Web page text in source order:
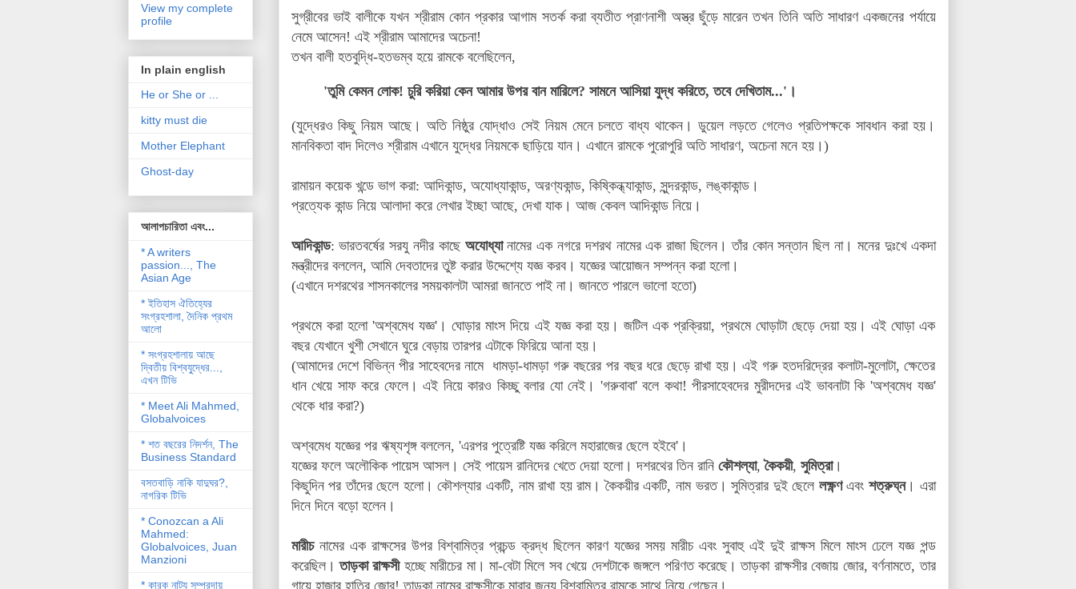
সুগ্রীবের ভাই বালীকে যখন শ্রীরাম কোন প্রকার আগাম সতর্ক করা ব্যতীত প্রাণনাশী অস্ত্র ছুঁড়ে মারেন তখন তিনি অতি সাধারণ একজনের পর্যায়ে
নেমে আসেন! এই শ্রীরাম আমাদের অচেনা!
তখন বালী হতবুদ্ধি-হতভম্ব হয়ে রামকে বলেছিলেন,
'তুমি কেমন লোক! চুরি করিয়া কেন আমার উপর বান মারিলে? সামনে আসিয়া যুদ্ধ করিতে, তবে দেখিতাম...'।
(যুদ্ধেরও কিছু নিয়ম আছে। অতি নিষ্ঠুর যোদ্ধাও সেই নিয়ম মেনে চলতে বাধ্য থাকেন। ডুয়েল লড়তে গেলেও প্রতিপক্ষকে সাবধান করা হয়।
মানবিকতা বাদ দিলেওশ্রীরাম এখানে যুদ্ধের নিয়মকে ছাড়িয়ে যান। এখানে রামকে পুরোপুরি অতি সাধারণ, অচেনা মনে হয়।)
রামায়ন কয়েক খন্ডে ভাগ করা: আদিকান্ড, অযোধ্যাকান্ড, অরণ্যকান্ড, কিষ্কিন্ধ্যাকান্ড, সুন্দরকান্ড, লঙ্কাকান্ড।
প্রত্যেক কান্ড নিয়ে আলাদা করে লেখার ইচ্ছা আছে, দেখা যাক। আজ কেবল আদিকান্ড নিয়ে।
আদিকান্ড:ভারতবর্ষের সরযু নদীর কাছে অযোধ্যানামের এক নগরে দশরথ নামের এক রাজা ছিলেন। তাঁর কোন সন্তান ছিল না। মনের দুঃখে একদা
মন্ত্রীদের বললেন, আমি দেবতাদের তুষ্ট করার উদ্দেশ্যে যজ্ঞ করব। যজ্ঞের আয়োজন সম্পন্ন করা হলো।
(এখানে দশরথের শাসনকালের সময়কালটা আমরা জানতে পাই না। জানতে পারলে ভালো হতো)
প্রথমে করা হলো 'অশ্বমেধ যজ্ঞ'। ঘোড়ার মাংস দিয়ে এই যজ্ঞ করা হয়। জটিল এক প্রক্রিয়া, প্রথমে ঘোড়াটা ছেড়ে দেয়া হয়। এই ঘোড়া এক
বছর যেখানে খুশী সেখানে ঘুরে বেড়ায় তারপর এটাকে ফিরিয়ে আনা হয়।
(আমাদের দেশে বিভিন্ন পীর সাহেবদের নামে ধামড়া-ধামড়া গরু বছরের পর বছর ধরে ছেড়ে রাখা হয়। এই গরু হতদরিদ্রের কলাটা-মুলোটা, ক্ষেতের
ধান খেয়ে সাফ করে ফেলে। এই নিয়ে কারও কিচ্ছু বলার যো নেই। 'গরুবাবা' বলে কথা! পীরসাহেবদের মুরীদদের এই ভাবনাটা কি 'অশ্বমেধ যজ্ঞ'
থেকে ধার করা?)
অশ্বমেধ যজ্ঞের পর ঋষ্যশৃঙ্গ বললেন, 'এরপর পুত্রেষ্টি যজ্ঞ করিলে মহারাজের ছেলে হইবে'।
যজ্ঞের ফলে অলৌকিক পায়েস আসল। সেই পায়েস রানিদের খেতে দেয়া হলো। দশরথের তিন রানি কৌশল্যা,কৈকয়ী, সুমিত্রা।
কিছুদিন পর তাঁদের ছেলে হলো। কৌশল্যার একটি, নাম রাখা হয় রাম। কৈকয়ীর একটি, নাম ভরত। সুমিত্রার দুই ছেলে লক্ষ্ণণএবং শত্রুঘ্ন। এরা
দিনে দিনে বড়ো হলেন।
মারীচনামের এক রাক্ষসের উপর বিশ্বামিত্র প্রচন্ড ক্রদ্ধ ছিলেন কারণ যজ্ঞের সময় মারীচ এবং সুবাহু এই দুই রাক্ষস মিলে মাংস ঢেলে যজ্ঞ পন্ড
করেছিল।তাড়কা রাক্ষসীহচ্ছে মারীচের মা। মা-বেটা মিলে সব খেয়ে দেশটাকে জঙ্গলে পরিণত করেছে। তাড়কা রাক্ষসীর বেজায় জোর, বর্ণনামতে, তার
গায়ে হাজার হাতির জোর! তাড়কা নামের রাক্ষসীকে মারার জন্য বিশ্বামিত্র রামকে সাথে নিয়ে গেছেন।
View my complete
profile
In plain english
He or She or ...
kitty must die
Mother Elephant
Ghost-day
আলাপচারিতা এবং...
* A writers
passion..., The
Asian Age
* ইতিহাস ঐতিহ্যের
সংগ্রহশালা, দৈনিক প্রথম
আলো
* সংগ্রহশালায় আছে
দ্বিতীয় বিশ্বযু্দ্ধের...,
এখন টিভি
* Meet Ali Mahmed,
Globalvoices
* শত বছরের নিদর্শন, The
Business Standard
বসতবাড়ি নাকি যাদুঘর?,
নাগরিক টিভি
* Conozcan a Ali
Mahmed:
Globalvoices, Juan
Manzioni
* কারক নাট্য সম্প্রদায়